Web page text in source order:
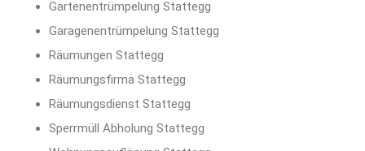
Gartenentrümpelung Stattegg
Garagenentrümpelung Stattegg
Räumungen Stattegg
Räumungsfirma Stattegg
Räumungsdienst Stattegg
Sperrmüll Abholung Stattegg